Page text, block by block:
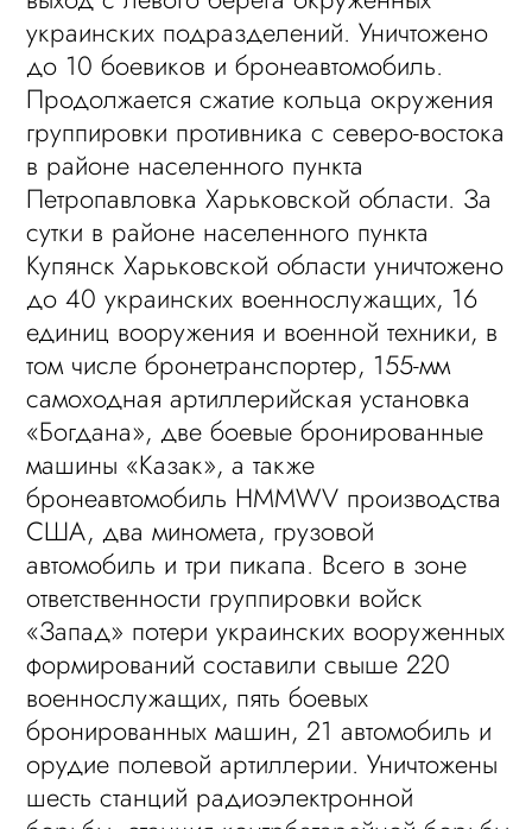
украинских подразделений. Уничтожено
до 10 боевиков и бронеавтомобиль.
Продолжается сжатие кольца окружения
группировки противника с северо-востока
в районе населенного пункта
Петропавловка Харьковской области. За
сутки в районе населенного пункта
Купянск Харьковской области уничтожено
до 40 украинских военнослужащих, 16
единиц вооружения и военной техники, в
том числе бронетранспортер, 155-мм
самоходная артиллерийская установка
«Богдана», две боевые бронированные
машины «Казак», а также
бронеавтомобиль HMMWV производства
США, два миномета, грузовой
автомобиль и три пикапа. Всего в зоне
ответственности группировки войск
«Запад» потери украинских вооруженных
формирований составили свыше 220
военнослужащих, пять боевых
бронированных машин, 21 автомобиль и
орудие полевой артиллерии. Уничтожены
шесть станций радиоэлектронной